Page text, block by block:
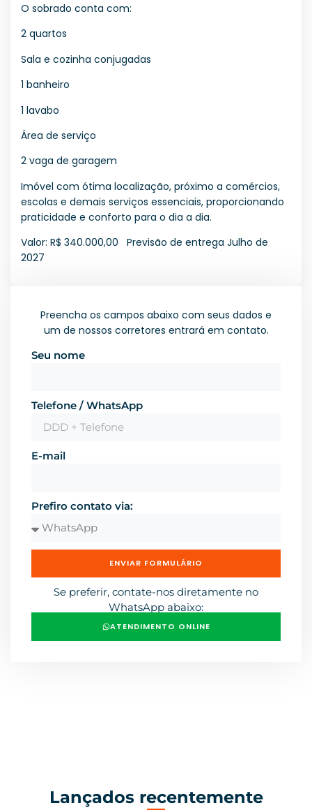
O sobrado conta com:
2 quartos
Sala e cozinha conjugadas
1 banheiro
1 lavabo
Área de serviço
2 vaga de garagem
Imóvel com ótima localização, próximo a comércios,
escolas e demais serviços essenciais, proporcionando
praticidade e conforto para o dia a dia.
Valor: R$ 340.000,00 Previsão de entrega Julho de
2027
Preencha os campos abaixo com seus dados e
um de nossos corretores entrará em contato.
Seu nome
Telefone / WhatsApp
E-mail
Prefiro contato via:
ENVIAR FORMULÁRIO
Se preferir, contate-nos diretamente no
WhatsApp abaixo:
ATENDIMENTO ONLINE
Lançados recentemente